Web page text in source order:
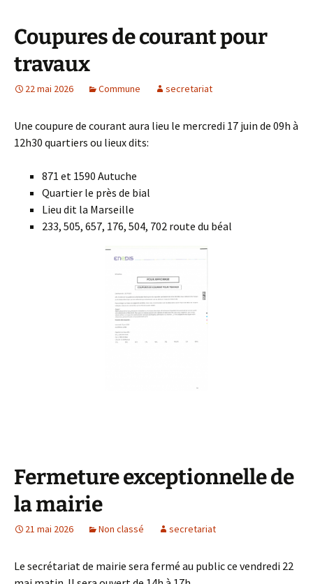
Coupures de courant pour
travaux
22 mai 2026 Commune secretariat
Une coupure de courant aura lieu le mercredi 17 juin de 09h à
12h30 quartiers ou lieux dits:
871 et 1590 Autuche
Quartier le près de bial
Lieu dit la Marseille
233, 505, 657, 176, 504, 702 route du béal
Fermeture exceptionnelle de
la mairie
21 mai 2026 Non classé secretariat
Le secrétariat de mairie sera fermé au public ce vendredi 22